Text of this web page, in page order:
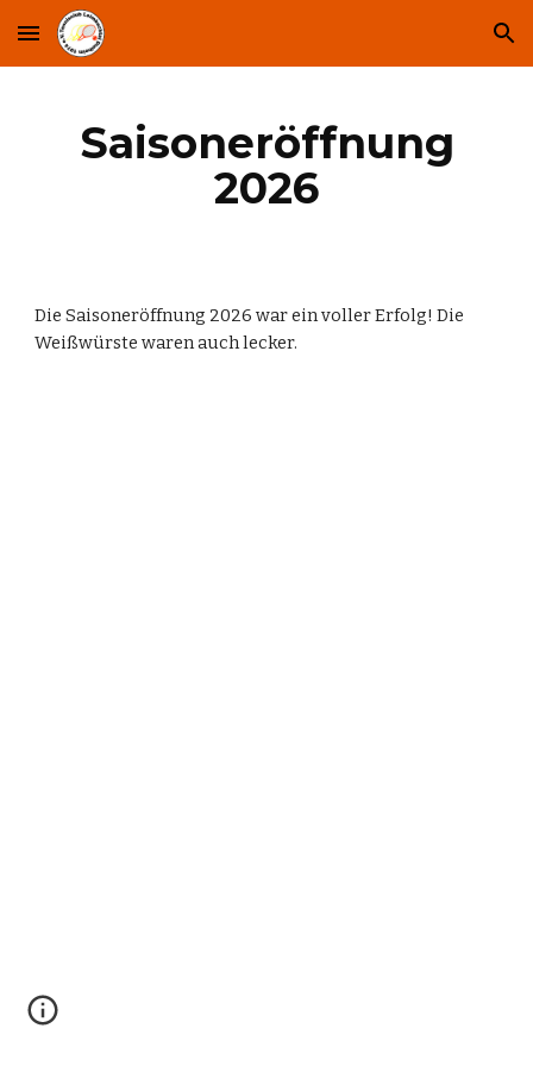
Skip to main content Skip to navigation
Saisoneröffnung
2026
Die Saisoneröffnung 2026 war ein voller Erfolg! Die
Weißwürste waren auch lecker.